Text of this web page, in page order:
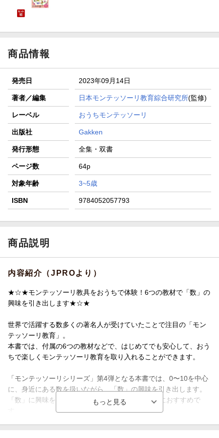
商品情報
発売日 2023年09月14日
著者／編集 日本モンテッソーリ教育綜合研究所(監修)
レーベル おうちモンテッソーリ
出版社 Gakken
発行形態 全集・双書
ページ数 64p
対象年齢 3~5歳
ISBN 9784052057793
商品説明
内容紹介（JPROより）
★☆★モンテッソーリ教具をおうちで体験！6つの教材で「数」の
興味を引き出します★☆★
世界で活躍する数多くの著名人が受けていたことで注目の「モン
テッソーリ教育」。
本書では、付属の6つの教材などで、はじめてでも安心して、おう
ちで楽しくモンテッソーリ教育を取り入れることができます。
「モンテッソーリシリーズ」第4弾となる本書では、0〜10を中心
に、身近にある数を扱いながら、「数」の興味を引き出します。
「数」に興味を持ち始めた3〜5歳前後のお子さんにおすすめで